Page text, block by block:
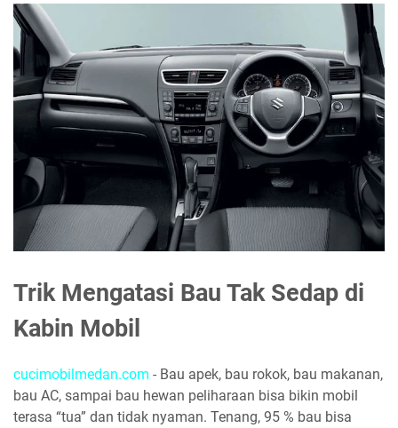
Trik Mengatasi Bau Tak Sedap di
Kabin Mobil
cucimobilmedan.com - Bau apek, bau rokok, bau makanan,
bau AC, sampai bau hewan peliharaan bisa bikin mobil
terasa “tua” dan tidak nyaman. Tenang, 95 % bau bisa